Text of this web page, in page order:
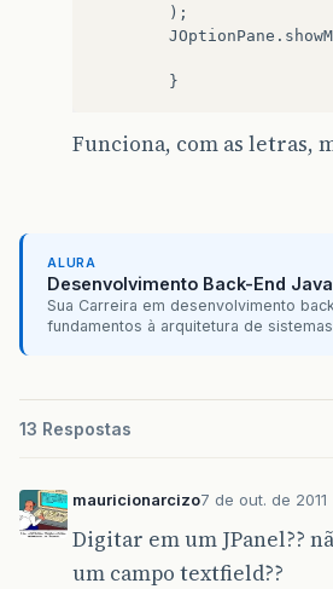
);
JOptionPane .
}
Funciona, com as letras,
ALURA
Desenvolvimento Back-End Java
Sua Carreira em desenvolvimento
fundamentos à arquitetura de
13 Respostas
mauricionarcizo7 de out. de 2011
Digitar em um JPanel??
um campo textfield??